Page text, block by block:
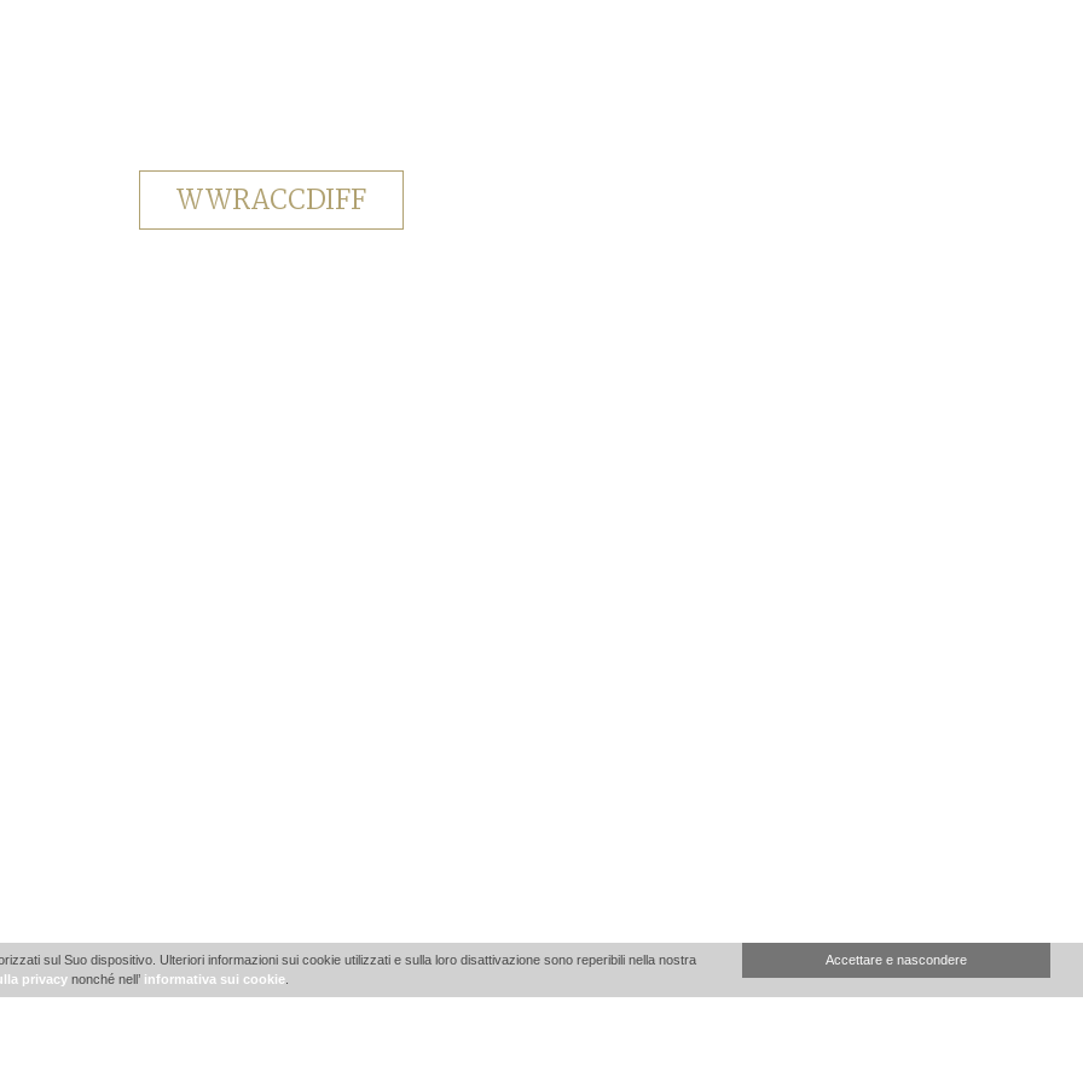
WWRACCDIFF
sul Suo dispositivo. Ulteriori informazioni sui cookie utilizzati e sulla loro disattivazione sono reperibili nella nostra
privacynonché nell’ informativa sui cookie.
Accettare e nascondere